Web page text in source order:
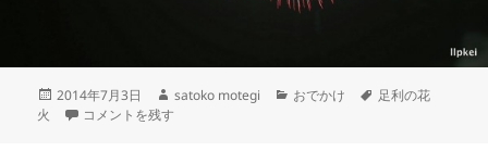
2014年7月3日 satoko motegi おでかけ
足利の花
火
コメントを残す